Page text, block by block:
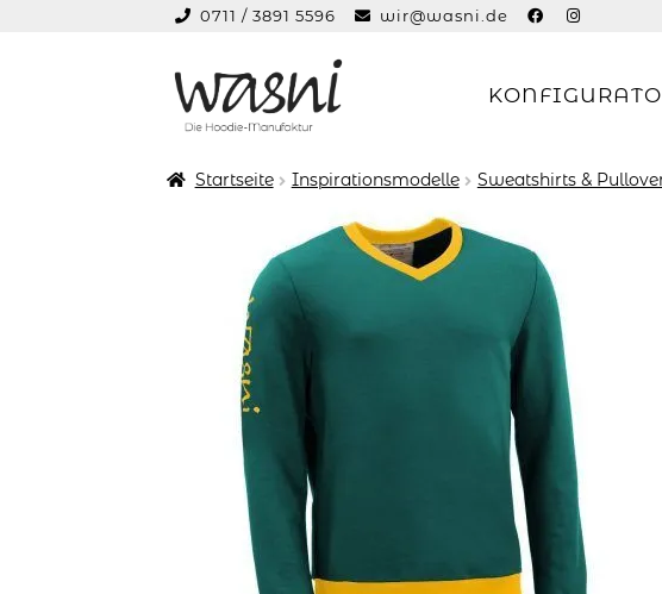
0711 / 3891 5596 wir@wasni.de
Zur
springen
Zum
springen
Startseite Inspirationsmodelle Sweatshirts &